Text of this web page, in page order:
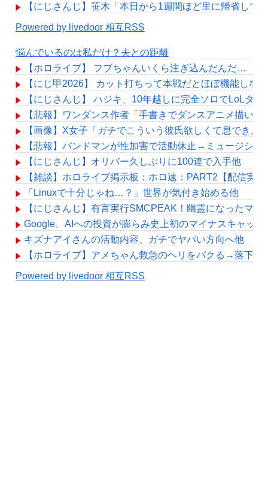
【にじさんじ】笹木「本日から1週間ほど里に帰省して
Powered by livedoor 相互RSS
悩んでいるのは私だけ？夫との距離
【ホロライブ】 フブちゃんいくら注ぎ込んだんだ…
【にじ甲2026】 カット打ちって本戦だとほぼ機能しな
【にじさんじ】 ハジキ、10年越しに完全ソロでLoLダ
【悲報】ワンダンス作者「手書きでダンスアニメ描い
【画像】X女子「ガチでこういう彼氏欲しくて息できん
【悲報】バンドマンが性加害で活動休止→ミュージシ
【にじさんじ】オリバー久しぶりに100連で入手他
【雑談】ホロライブ掲示板：ホロ速：PART2【配信実
「Linuxで十分じゃね…？」世界が気付き始める他
【にじさんじ】有言実行SMCPEAK！幽霊になったマジ
Google、AIへの投資が膨らみ史上初のマイナスキャッ
キズナアイさんの活動内容、ガチでヤバい方向へ他
【ホロライブ】アメちゃん救急のヘリをパクる→落下【
Powered by livedoor 相互RSS